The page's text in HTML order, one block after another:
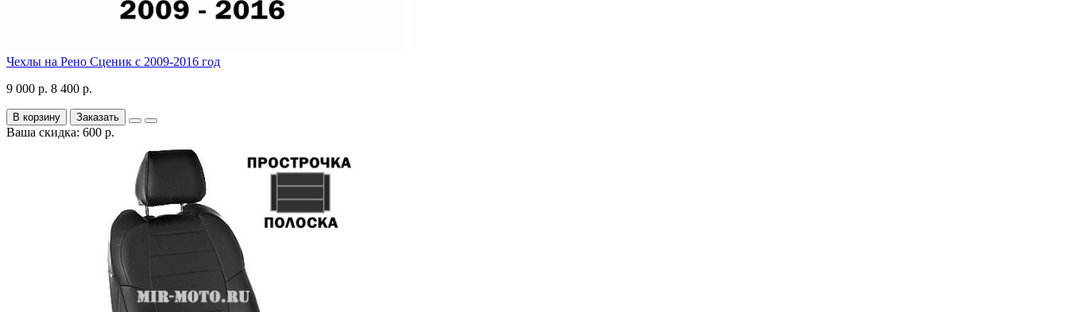
Чехлы на Рено Сценик с 2009-2016 год
9 000 р. 8 400 р.
В корзину Заказать
Ваша скидка: 600 р.